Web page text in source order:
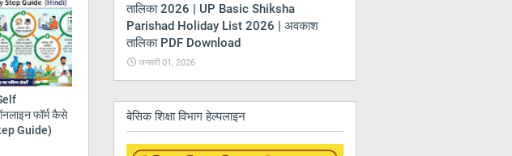
फॉर्म कैसे
Guide)
तालिका 2026 | UP Basic Shiksha
Parishad Holiday List 2026 | अवकाश
तालिका PDF Download
जनवरी 01, 2026
बेसिक शिक्षा विभाग हेल्पलाइन